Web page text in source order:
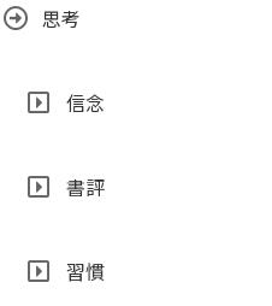
思考
信念
書評
習慣